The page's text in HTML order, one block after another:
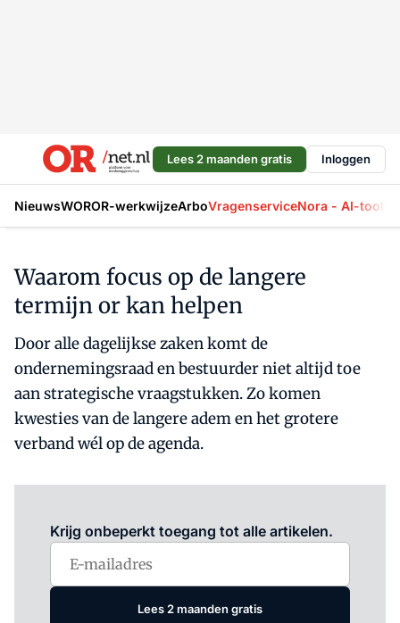
Lees 2 maanden gratis Inloggen
NieuwsWOROR-werkwijzeArboVragenserviceNora - AI-tool
Waarom focus op de langere
termijn or kan helpen
Door alle dagelijkse zaken komt de
ondernemingsraad en bestuurder niet altijd toe
aan strategische vraagstukken. Zo komen
kwesties van de langere adem en het grotere
verband wél op de agenda.
Krijg onbeperkt toegang tot alle artikelen.
Lees 2 maanden gratis